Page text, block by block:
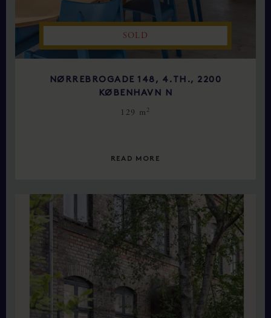
SOLD
NØRREBROGADE 148, 4.TH., 2200
KØBENHAVN N
129 m 2
READ MORE